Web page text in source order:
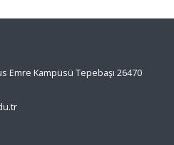
Emre Kampüsü Tepebaşı 26470